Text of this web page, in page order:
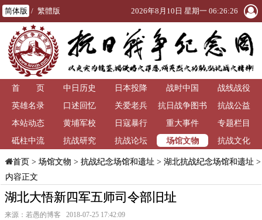
简体版 / 繁體版 2026年8月10日 星期一 06:26:26
首 页 中日历史 日本投降 战时中国
战线战役
英雄名录
口述回忆 关爱老兵
抗日战争图书
馆
抗战公益
本站动态
黄埔军校 日寇暴行 重大事件
专题栏目
砥柱中流
抗战研究 抗战论坛 场馆文物 抗战文化
首页> 场馆文物 > 抗战纪念场馆和遗址 > 湖北抗战纪念场馆和遗址 >
内容正文
湖北大悟新四军五师司令部旧址
来源：若愚的博客 2018-07-25 17:42:09